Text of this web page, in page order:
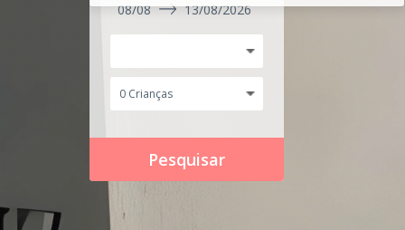
08/08 13/08/2026